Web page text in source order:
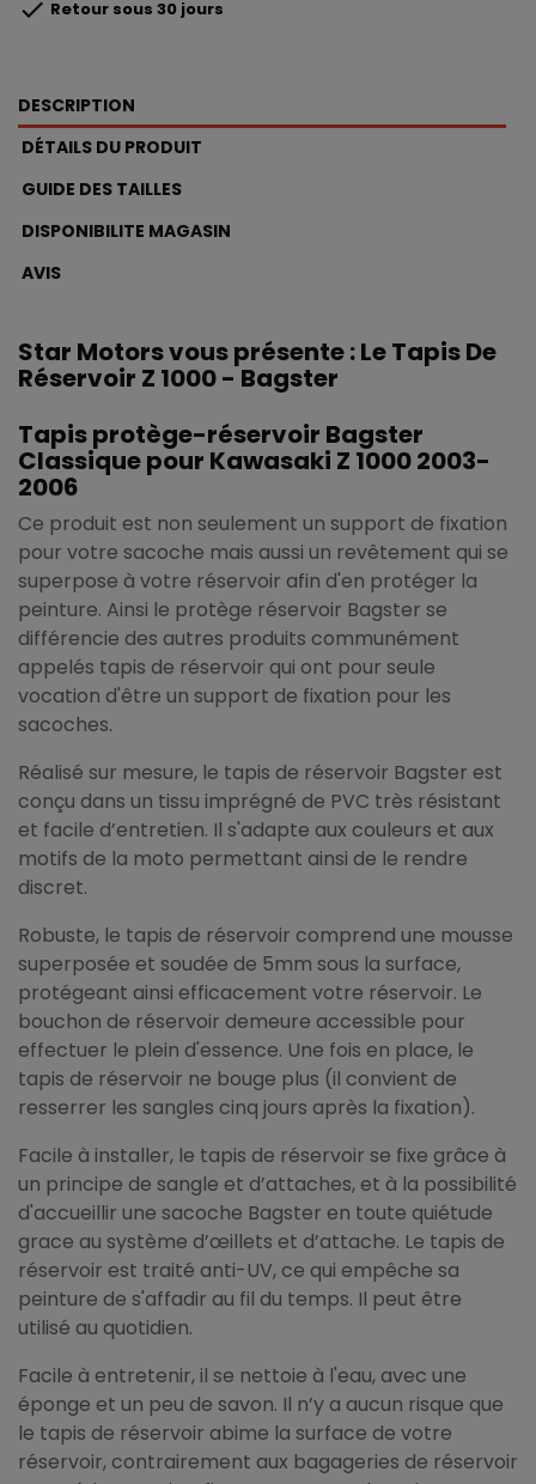
 Retour sous 30 jours
DESCRIPTION
DÉTAILS DU PRODUIT
GUIDE DES TAILLES
DISPONIBILITE MAGASIN
AVIS
Star Motors vous présente : Le Tapis De
Réservoir Z 1000 - Bagster
Tapis protège-réservoir Bagster
Classique pour Kawasaki Z 1000 2003-
2006
Ce produit est non seulement un support de fixation
pour votre sacoche mais aussi un revêtement qui se
superpose à votre réservoir afin d'en protéger la
peinture. Ainsi le protège réservoir Bagster se
différencie des autres produits communément
appelés tapis de réservoir qui ont pour seule
vocation d'être un support de fixation pour les
sacoches.
Réalisé sur mesure, le tapis de réservoir Bagster est
conçu dans un tissu imprégné de PVC très résistant
et facile d’entretien. Il s'adapte aux couleurs et aux
motifs de la moto permettant ainsi de le rendre
discret.
Robuste, le tapis de réservoir comprend une mousse
superposée et soudée de 5mm sous la surface,
protégeant ainsi efficacement votre réservoir. Le
bouchon de réservoir demeure accessible pour
effectuer le plein d'essence. Une fois en place, le
tapis de réservoir ne bouge plus (il convient de
resserrer les sangles cinq jours après la fixation).
Facile à installer, le tapis de réservoir se fixe grâce à
un principe de sangle et d’attaches, et à la possibilité
d'accueillir une sacoche Bagster en toute quiétude
grace au système d’œillets et d’attache. Le tapis de
réservoir est traité anti-UV, ce qui empêche sa
peinture de s'affadir au fil du temps. Il peut être
utilisé au quotidien.
Facile à entretenir, il se nettoie à l'eau, avec une
éponge et un peu de savon. Il n’y a aucun risque que
le tapis de réservoir abime la surface de votre
réservoir, contrairement aux bagageries de réservoir